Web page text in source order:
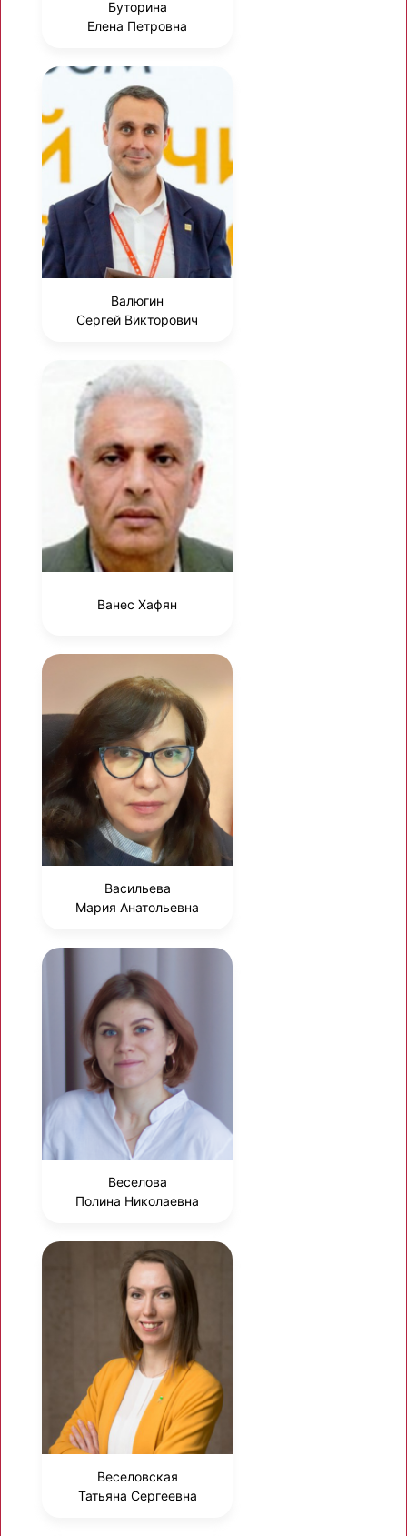
Буторина
Елена Петровна
Валюгин
Сергей Викторович
Ванес Хафян
Васильева
Мария Анатольевна
Веселова
Полина Николаевна
Веселовская
Татьяна Сергеевна